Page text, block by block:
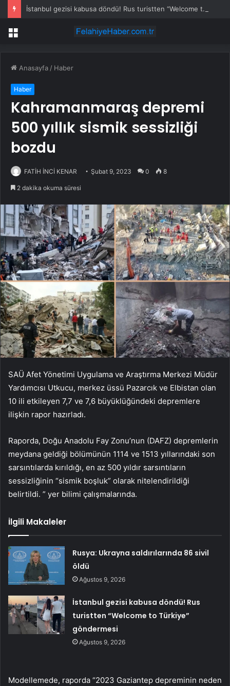
İstanbul gezisi kabusa döndü! Rus turistten “Welcome to Türkiye” göndermesi
Menü
Anasayfa / Haber
Haber
Kahramanmaraş depremi
500 yıllık sismik sessizliği
bozdu
FATİH İNCİ KENAR Şubat 9, 2023 0 8
2 dakika okuma süresi
SAÜ Afet Yönetimi Uygulama ve Araştırma Merkezi Müdür
Yardımcısı Utkucu, merkez üssü Pazarcık ve Elbistan olan
10 ili etkileyen 7,7 ve 7,6 büyüklüğündeki depremlere
ilişkin rapor hazırladı.
Raporda, Doğu Anadolu Fay Zonu’nun (DAFZ) depremlerin
meydana geldiği bölümünün 1114 ve 1513 yıllarındaki son
sarsıntılarda kırıldığı, en az 500 yıldır sarsıntıların
sessizliğinin “sismik boşluk” olarak nitelendirildiği
belirtildi. ” yer bilimi çalışmalarında.
İlgili Makaleler
Rusya: Ukrayna saldırılarında 86 sivil
öldü
Ağustos 9, 2026
İstanbul gezisi kabusa döndü! Rus
turistten “Welcome to Türkiye”
göndermesi
Ağustos 9, 2026
Modellemede, raporda “2023 Gaziantep depreminin neden